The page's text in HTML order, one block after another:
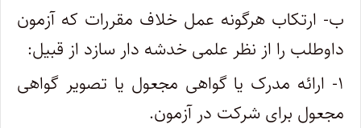
ب- ارتکاب هرگونه عمل خلاف مقررات که آزمون
داوطلب را از نظر علمی خدشه دار سازد از قبیل:
۱- ارائه مدرک یا گواهی مجعول یا تصویر گواهی
مجعول برای شرکت در آزمون.